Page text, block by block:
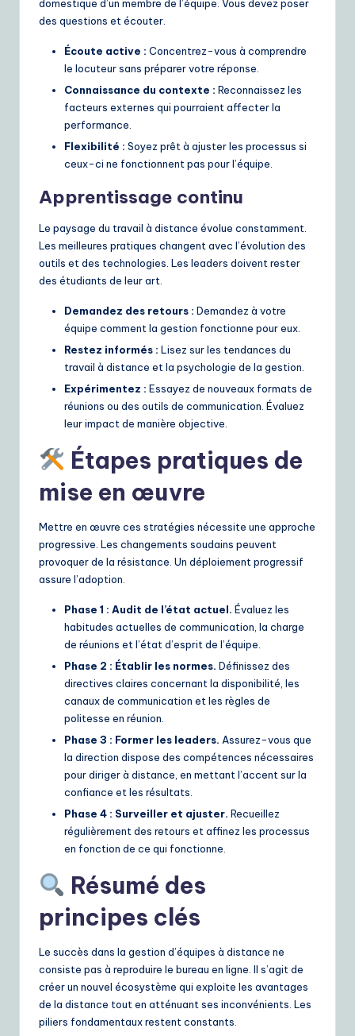
domestique d’un membre de l’équipe. Vous devez poser
des questions et écouter.
Écoute active : Concentrez-vous à comprendre
le locuteur sans préparer votre réponse.
Connaissance du contexte : Reconnaissez les
facteurs externes qui pourraient affecter la
performance.
Flexibilité : Soyez prêt à ajuster les processus si
ceux-ci ne fonctionnent pas pour l’équipe.
Apprentissage continu
Le paysage du travail à distance évolue constamment.
Les meilleures pratiques changent avec l’évolution des
outils et des technologies. Les leaders doivent rester
des étudiants de leur art.
Demandez des retours : Demandez à votre
équipe comment la gestion fonctionne pour eux.
Restez informés : Lisez sur les tendances du
travail à distance et la psychologie de la gestion.
Expérimentez : Essayez de nouveaux formats de
réunions ou des outils de communication. Évaluez
leur impact de manière objective.
Étapes pratiques de
mise en œuvre
Mettre en œuvre ces stratégies nécessite une approche
progressive. Les changements soudains peuvent
provoquer de la résistance. Un déploiement progressif
assure l’adoption.
Phase 1 : Audit de l’état actuel. Évaluez les
habitudes actuelles de communication, la charge
de réunions et l’état d’esprit de l’équipe.
Phase 2 : Établir les normes. Définissez des
directives claires concernant la disponibilité, les
canaux de communication et les règles de
politesse en réunion.
Phase 3 : Former les leaders. Assurez-vous que
la direction dispose des compétences nécessaires
pour diriger à distance, en mettant l’accent sur la
confiance et les résultats.
Phase 4 : Surveiller et ajuster. Recueillez
régulièrement des retours et affinez les processus
en fonction de ce qui fonctionne.
Résumé des
principes clés
Le succès dans la gestion d’équipes à distance ne
consiste pas à reproduire le bureau en ligne. Il s’agit de
créer un nouvel écosystème qui exploite les avantages
de la distance tout en atténuant ses inconvénients. Les
piliers fondamentaux restent constants.